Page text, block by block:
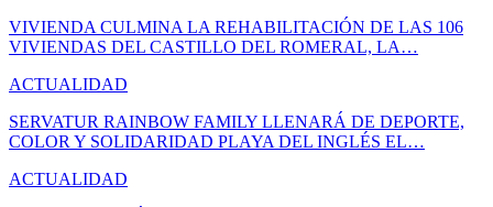
VIVIENDA CULMINA LA REHABILITACIÓN DE LAS 106
VIVIENDAS DEL CASTILLO DEL ROMERAL, LA…
ACTUALIDAD
SERVATUR RAINBOW FAMILY LLENARÁ DE DEPORTE,
COLOR Y SOLIDARIDAD PLAYA DEL INGLÉS EL…
ACTUALIDAD